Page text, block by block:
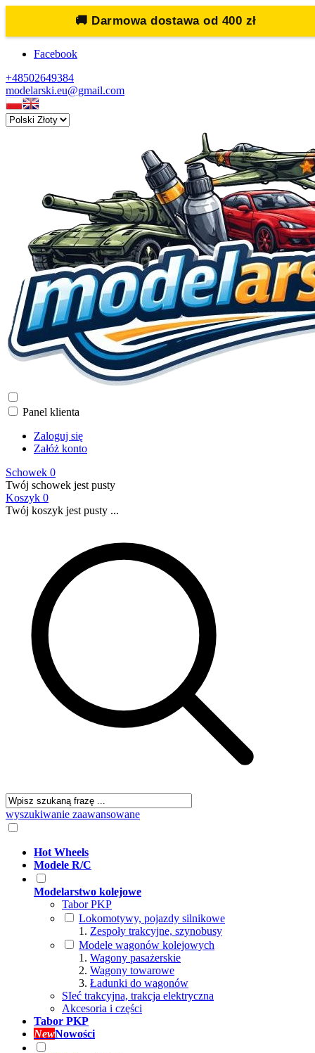
🚚 Darmowa dostawa od 400 zł
Facebook
+48502649384
modelarski.eu@gmail.com
Panel klienta
Zaloguj się
Załóż konto
Schowek 0
Twój schowek jest pusty
Koszyk 0
Twój koszyk jest pusty ...
wyszukiwanie zaawansowane
Hot Wheels
Modele R/C
Modelarstwo kolejowe
Tabor PKP
Lokomotywy, pojazdy silnikowe
Zespoły trakcyjne, szynobusy
Modele wagonów kolejowych
Wagony pasażerskie
Wagony towarowe
Ładunki do wagonów
SIeć trakcyjna, trakcja elektryczna
Akcesoria i części
Tabor PKP
NewNowości